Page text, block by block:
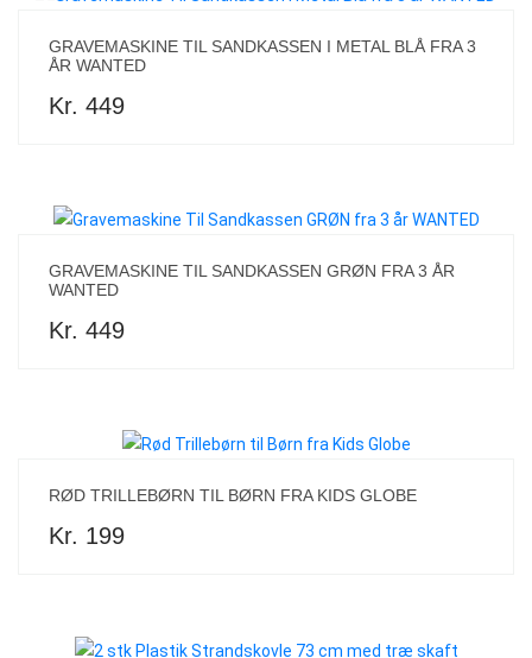
GRAVEMASKINE TIL SANDKASSEN I METAL BLÅ FRA 3
ÅR WANTED
Kr. 449
GRAVEMASKINE TIL SANDKASSEN GRØN FRA 3 ÅR
WANTED
Kr. 449
RØD TRILLEBØRN TIL BØRN FRA KIDS GLOBE
Kr. 199